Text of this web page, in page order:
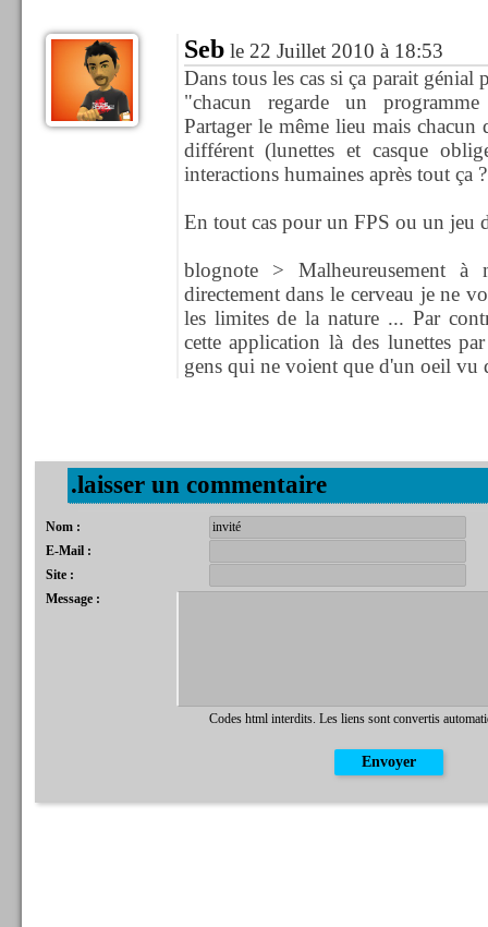
Seble 22 Juillet 2010 à 18:53
Dans tous les cas si ça parait génial
"chacun regarde un
Partager le même lieu mais chacun
différent (lunettes et casque
interactions humaines après tout ça ?
En tout cas pour un FPS ou un jeu
blognote > Malheureusement
directement dans le cerveau je ne
les limites de la nature ... Par
cette application là des lunettes
gens qui ne voient que d'un oeil vu
.laisser un commentaire
Nom :
E-Mail :
Site :
Message :
Codes html interdits. Les liens sont convertis